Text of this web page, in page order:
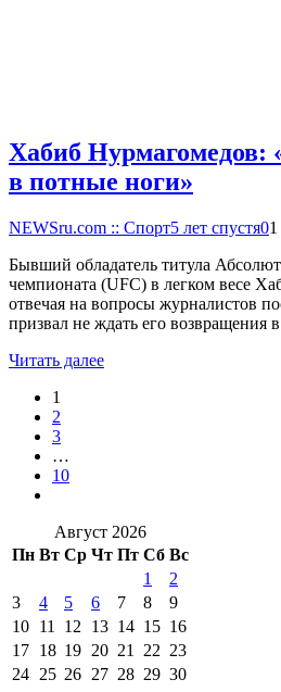
Хабиб Нурмагомедов:
в потные ноги»
NEWSru.com :: Спорт5 лет спустя0
Бывший обладатель титула
чемпионата (UFC) в легком весе
отвечая на вопросы журналистов
призвал не ждать его возвращения
Читать далее
1
2
3
…
10
Август 2026
Пн Вт Ср Чт Пт Сб Вс
1
2
3
4 5 6 7 8
9
10 11 12 13 14 15 16
17 18 19 20 21 22 23
24 25 26 27 28 29 30